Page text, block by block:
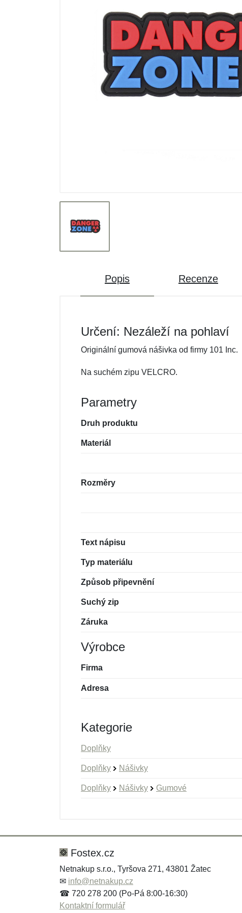
Popis Recenze
Určení: Nezáleží na pohlaví
Originální gumová nášivka od firmy 101 Inc.
Na suchém zipu VELCRO.
Parametry
Druh produktu
Materiál
Rozměry
Text nápisu
Typ materiálu
Způsob připevnění
Suchý zip
Záruka
Výrobce
Firma
Adresa
Kategorie
Doplňky
Doplňky Nášivky
Doplňky Nášivky Gumové
Zpráva*
Zpráva*
Fostex.cz
Netnakup s.r.o., Tyršova 271, 43801 Žatec
✉ info@netnakup.cz
☎ 720 278 200 (Po-Pá 8:00-16:30)
Kontaktní formulář